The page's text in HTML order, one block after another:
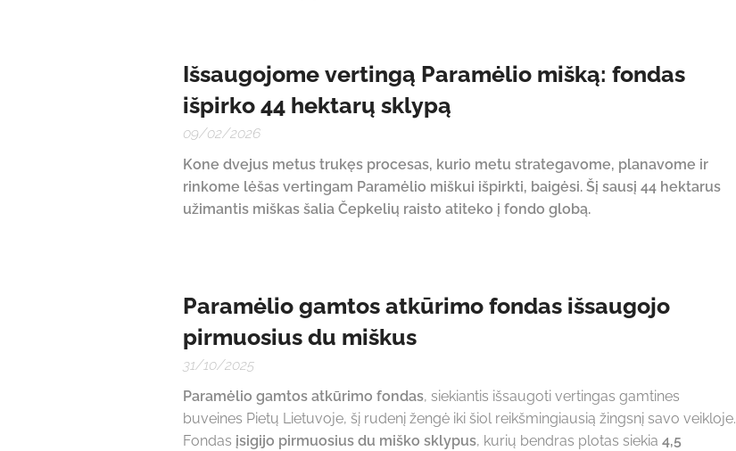
Išsaugojome vertingą Paramėlio mišką: fondas
išpirko 44 hektarų sklypą
09/02/2026
Kone dvejus metus trukęs procesas, kurio metu strategavome, planavome ir
rinkome lėšas vertingam Paramėlio miškui išpirkti, baigėsi. Šį sausį 44 hektarus
užimantis miškas šalia Čepkelių raisto atiteko į fondo globą.
Paramėlio gamtos atkūrimo fondas išsaugojo
pirmuosius du miškus
31/10/2025
Paramėlio gamtos atkūrimo fondas, siekiantis išsaugoti vertingas gamtines
buveines Pietų Lietuvoje, šį rudenį žengė iki šiol reikšmingiausią žingsnį savo veikloje.
Fondas įsigijo pirmuosius du miško sklypus, kurių bendras plotas siekia 4,5